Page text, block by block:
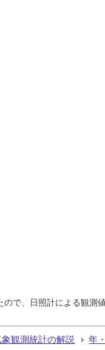
で、日照計による観測
象観測統計の解説 年